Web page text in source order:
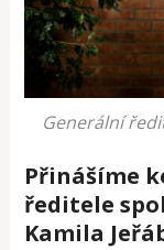
Generální
Přinášíme
ředitele
Kamila